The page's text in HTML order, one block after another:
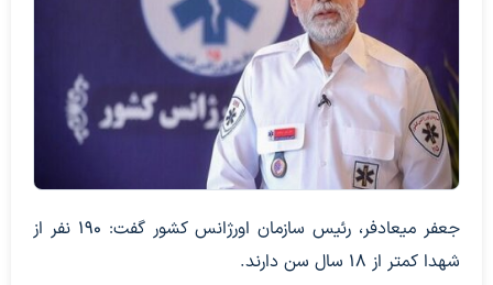
جعفر میعادفر، رئیس سازمان اورژانس کشور گفت: ۱۹۰ نفر از
شهدا کمتر از ۱۸ سال سن دارند.